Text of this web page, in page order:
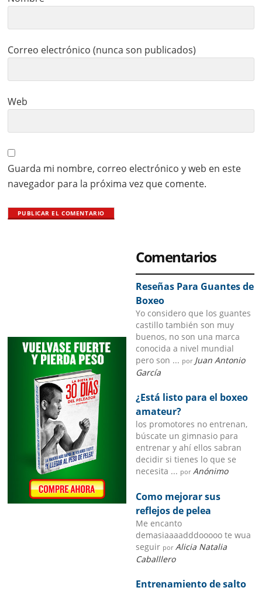
Correo electrónico (nunca son publicados)
Web
Guarda mi nombre, correo electrónico y web en este
navegador para la próxima vez que comente.
Comentarios
Reseñas Para Guantes de
Boxeo
Yo considero que los guantes
castillo también son muy
buenos, no son una marca
conocida a nivel mundial
pero son ... por Juan Antonio
García
¿Está listo para el boxeo
amateur?
los promotores no entrenan,
búscate un gimnasio para
entrenar y ahí ellos sabran
decidir si tienes lo que se
necesita ... por Anónimo
Como mejorar sus
reflejos de pelea
Me encanto
demasiaaaadddooooo te wua
seguir por Alicia Natalia
Caballlero
Entrenamiento de salto